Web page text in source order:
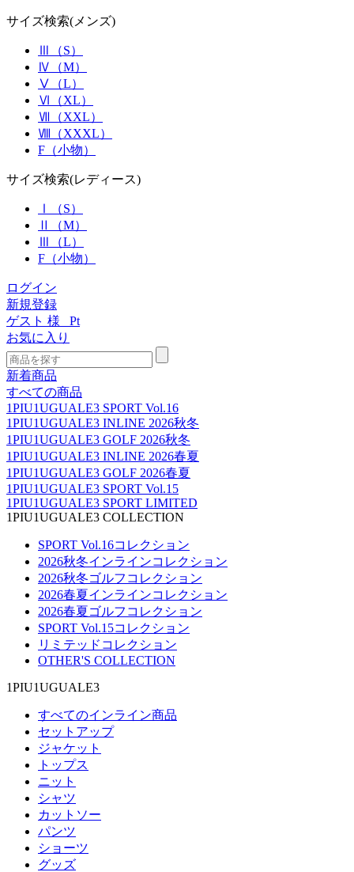
サイズ検索(メンズ)
Ⅲ（S）
Ⅳ（M）
Ⅴ（L）
Ⅵ（XL）
Ⅶ（XXL）
Ⅷ（XXXL）
F（小物）
サイズ検索(レディース)
Ⅰ（S）
Ⅱ（M）
Ⅲ（L）
F（小物）
ログイン
新規登録
ゲスト 様
Pt
お気に入り
新着商品
すべての商品
1PIU1UGUALE3 SPORT Vol.16
1PIU1UGUALE3 INLINE 2026秋冬
1PIU1UGUALE3 GOLF 2026秋冬
1PIU1UGUALE3 INLINE 2026春夏
1PIU1UGUALE3 GOLF 2026春夏
1PIU1UGUALE3 SPORT Vol.15
1PIU1UGUALE3 SPORT LIMITED
1PIU1UGUALE3 COLLECTION
SPORT Vol.16コレクション
2026秋冬インラインコレクション
2026秋冬ゴルフコレクション
2026春夏インラインコレクション
2026春夏ゴルフコレクション
SPORT Vol.15コレクション
リミテッドコレクション
OTHER'S COLLECTION
1PIU1UGUALE3
すべてのインライン商品
セットアップ
ジャケット
トップス
ニット
シャツ
カットソー
パンツ
ショーツ
グッズ